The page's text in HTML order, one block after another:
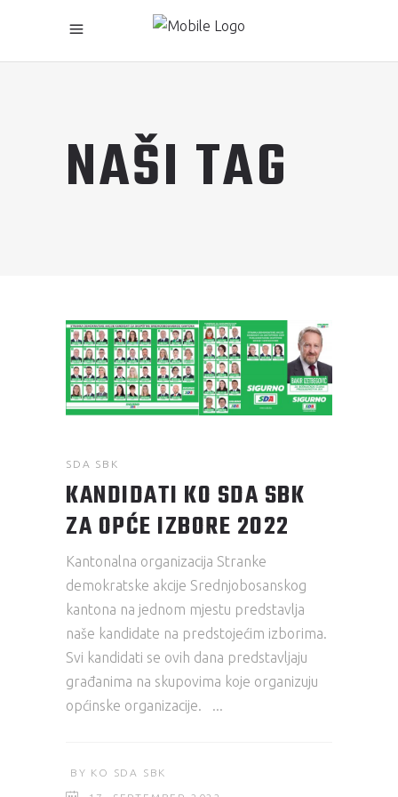
NAŠI TAG
SDA SBK
KANDIDATI KO SDA SBK
ZA OPĆE IZBORE 2022
Kantonalna organizacija Stranke
demokratske akcije Srednjobosanskog
kantona na jednom mjestu predstavlja
naše kandidate na predstojećim izborima.
Svi kandidati se ovih dana predstavljaju
građanima na skupovima koje organizuju
općinske organizacije.
BY KO SDA SBK